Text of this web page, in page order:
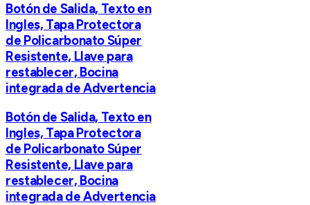
Botón de Salida, Texto en
Ingles, Tapa Protectora
de Policarbonato Súper
Resistente, Llave para
restablecer, Bocina
integrada de Advertencia
Botón de Salida, Texto en
Ingles, Tapa Protectora
de Policarbonato Súper
Resistente, Llave para
restablecer, Bocina
integrada de Advertencia